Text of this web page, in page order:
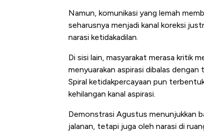
Namun, komunikasi yang lemah
seharusnya menjadi kanal koreksi
narasi ketidakadilan.
Di sisi lain, masyarakat merasa kritik
menyuarakan aspirasi dibalas dengan
Spiral ketidakpercayaan pun
kehilangan kanal aspirasi.
Demonstrasi Agustus menunjukkan
jalanan, tetapi juga oleh narasi di